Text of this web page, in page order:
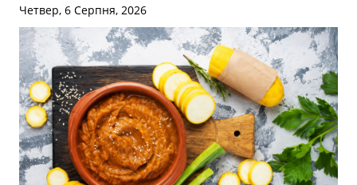
Четвер, 6 Серпня, 2026